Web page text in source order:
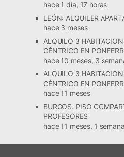
hace 1 día, 17 horas
LEÓN: ALQUILER
hace 3 meses
ALQUILO 3
CÉNTRICO EN
hace 10 meses, 3
ALQUILO 3
CÉNTRICO EN
hace 11 meses
BURGOS. PISO
PROFESORES
hace 11 meses, 1 semana